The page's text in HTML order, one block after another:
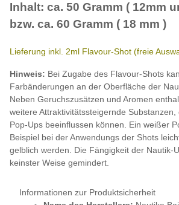
Inhalt: ca. 50 Gramm ( 12mm
bzw. ca. 60 Gramm ( 18 mm )
Lieferung inkl. 2ml Flavour-Shot (freie
Hinweis: Bei Zugabe des Flavour-Shots
Farbänderungen an der Oberfläche der
Neben Geruchszusätzen und Aromen
weitere Attraktivitätssteigernde
Pop-Ups beeinflussen können. Ein weißer
Beispiel bei der Anwendungs der Shots
gelblich werden. Die Fängigkeit der Nautik-
keinster Weise gemindert.
Informationen zur Produktsicherheit